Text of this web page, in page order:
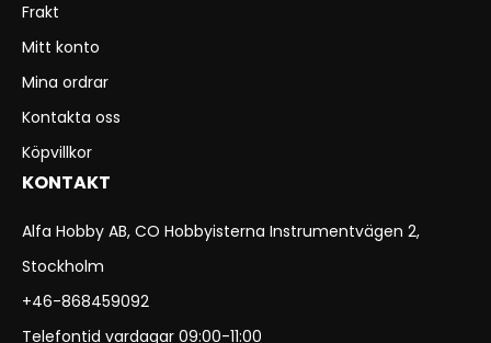
Frakt
Mitt konto
Mina ordrar
Kontakta oss
Köpvillkor
KONTAKT
Alfa Hobby AB, CO Hobbyisterna Instrumentvägen 2,
Stockholm
+46-868459092
Telefontid vardagar 09:00-11:00